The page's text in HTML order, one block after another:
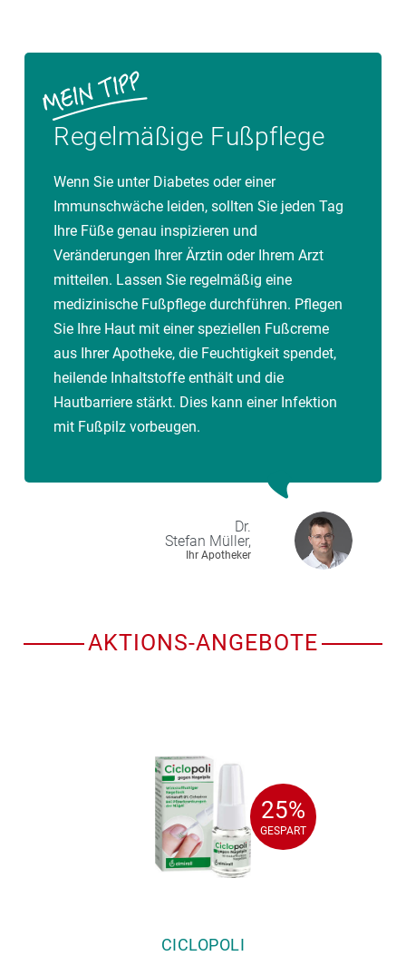
Regelmäßige Fußpflege
Wenn Sie unter Diabetes oder einer
Immunschwäche leiden, sollten Sie jeden Tag
Ihre Füße genau inspizieren und
Veränderungen Ihrer Ärztin oder Ihrem Arzt
mitteilen. Lassen Sie regelmäßig eine
medizinische Fußpflege durchführen. Pflegen
Sie Ihre Haut mit einer speziellen Fußcreme
aus Ihrer Apotheke, die Feuchtigkeit spendet,
heilende Inhaltstoffe enthält und die
Hautbarriere stärkt. Dies kann einer Infektion
mit Fußpilz vorbeugen.
Dr.
Stefan Müller,
Ihr Apotheker
AKTIONS-ANGEBOTE
25%
GESPART
25%
GESPART
CICLOPOLI